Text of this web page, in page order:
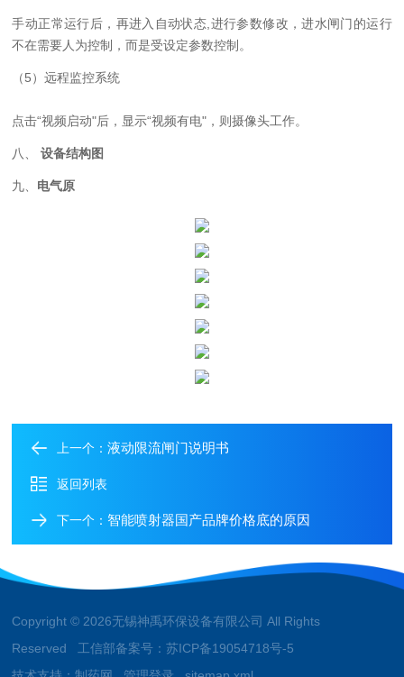
手动正常运行后，再进入自动状态 ,进行参数修改，进水闸门的运行
不在需要人为控制，而是受设定参数控制。
（5）远程监控系统
点击“视频启动"后，显示“视频有电"，则摄像头工作。
八、 设备结构图
九、 电气原
上一个：液动限流闸门说明书
返回列表
下一个： 智能喷射器国产品牌价格底的原因
Copyright © 2026无锡神禹环保设备有限公司 All Rights
Reserved 工信部备案号：苏ICP备19054718号-5